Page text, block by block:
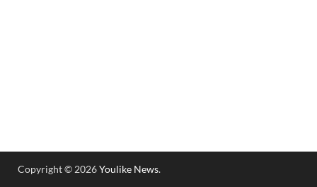
Copyright © 2026Youlike News.